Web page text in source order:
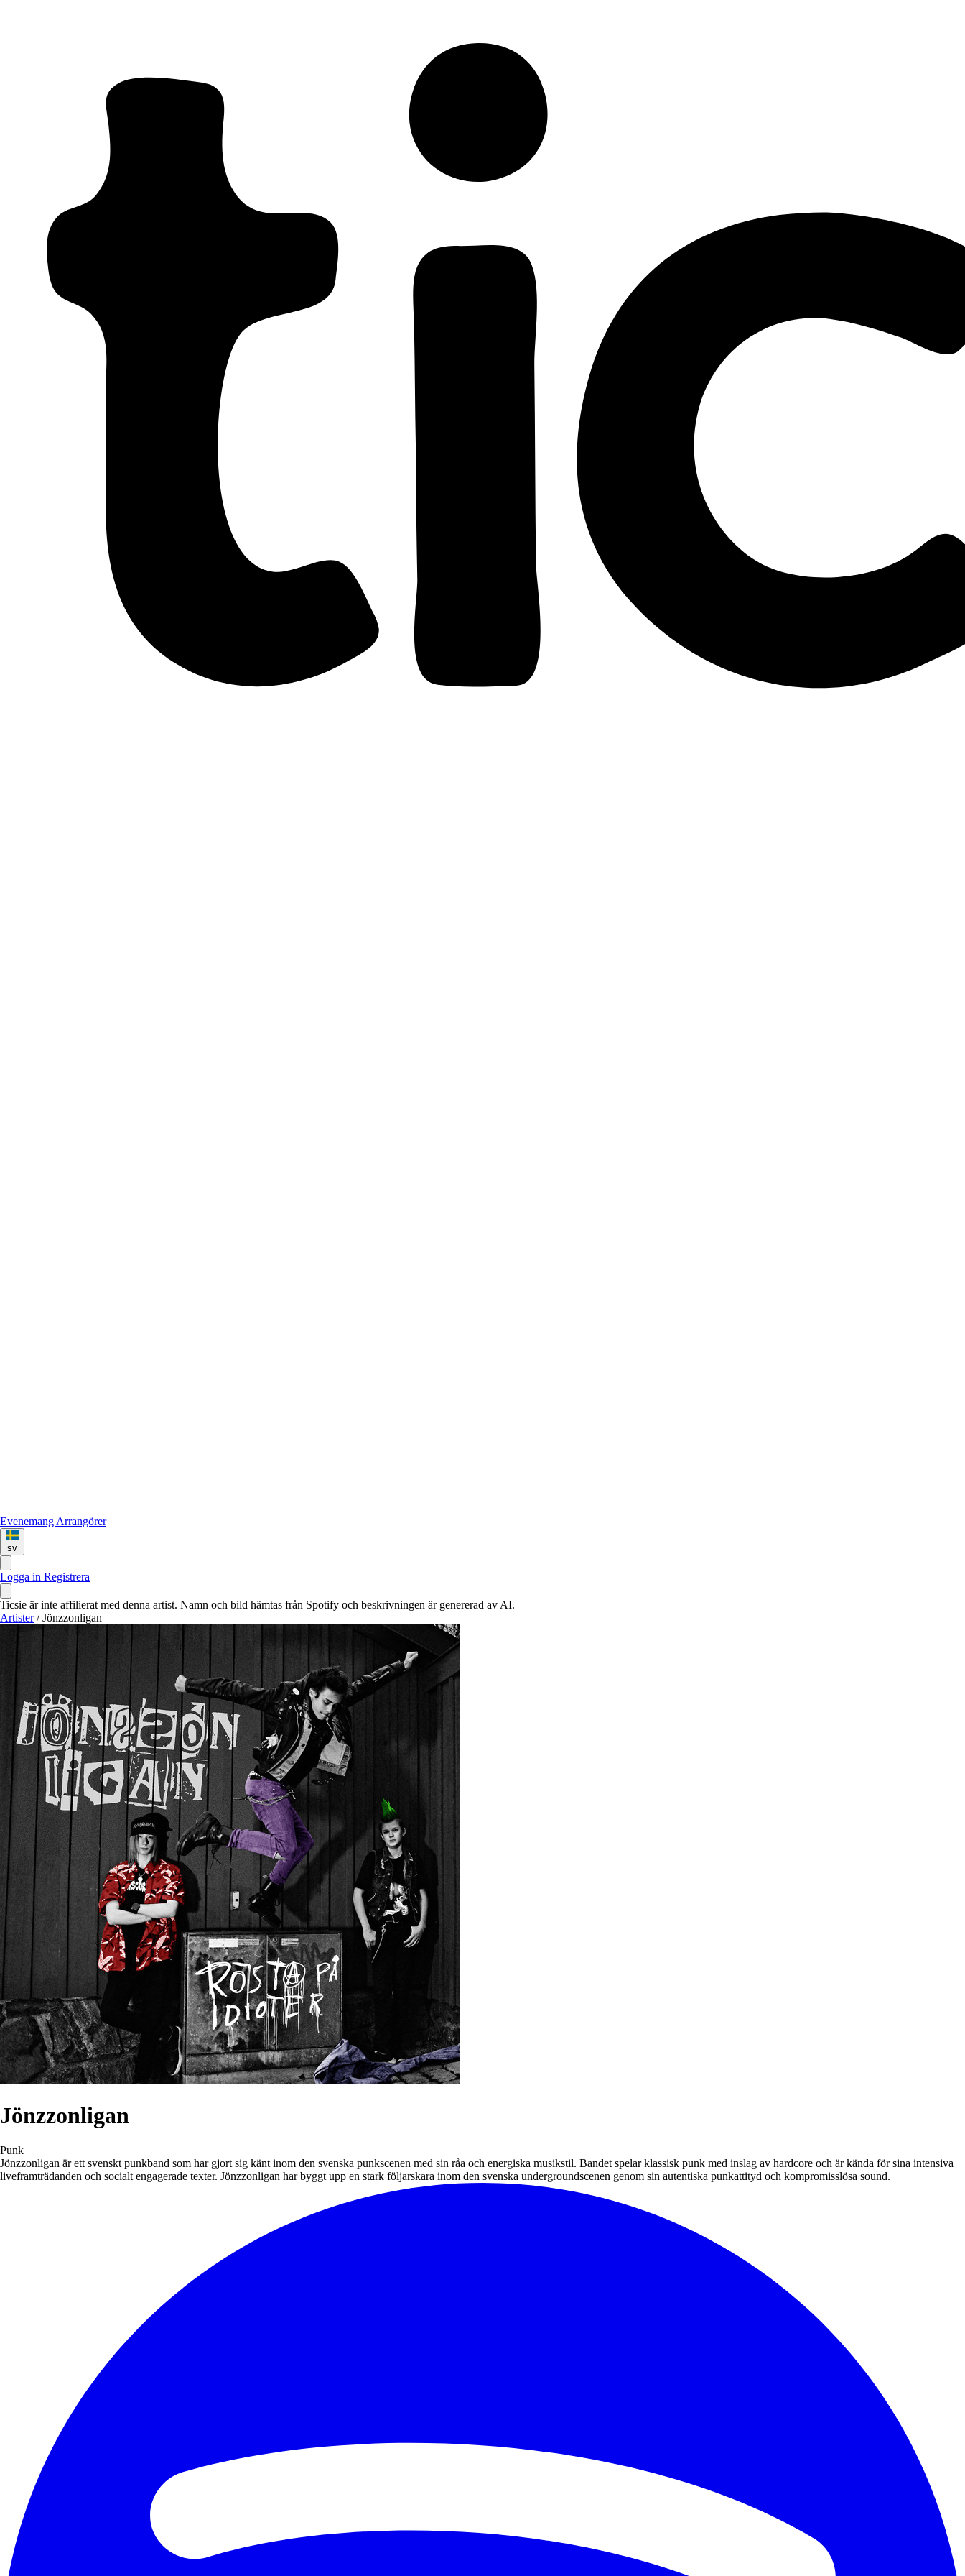
Evenemang Arrangörer
sv
Logga in Registrera
Ticsie är inte affilierat med denna artist. Namn och bild hämtas från Spotify och beskrivningen är genererad av AI.
Artister / Jönzzonligan
Jönzzonligan
Punk
Jönzzonligan är ett svenskt punkband som har gjort sig känt inom den svenska punkscenen med sin råa och energiska musikstil. Bandet spelar klassisk punk med inslag av hardcore och är kända för sina intensiva
liveframträdanden och socialt engagerade texter. Jönzzonligan har byggt upp en stark följarskara inom den svenska undergroundscenen genom sin autentiska punkattityd och kompromisslösa sound.